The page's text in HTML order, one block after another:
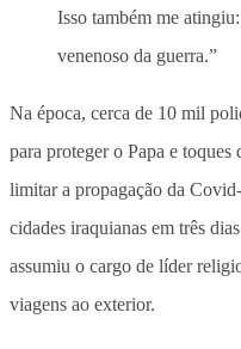
Isso também me
venenoso da guerra.”
Na época, cerca de 10 mil
para proteger o Papa e
limitar a propagação da
cidades iraquianas em três
assumiu o cargo de líder
viagens ao exterior.